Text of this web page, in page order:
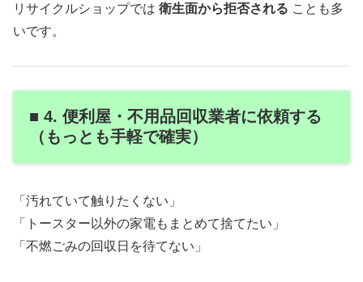
リサイクルショップでは 衛生面から拒否される ことも多
いです。
■ 4. 便利屋・不用品回収業者に依頼する
（もっとも手軽で確実）
「汚れていて触りたくない」
「トースター以外の家電もまとめて捨てたい」
「不燃ごみの回収日を待てない」